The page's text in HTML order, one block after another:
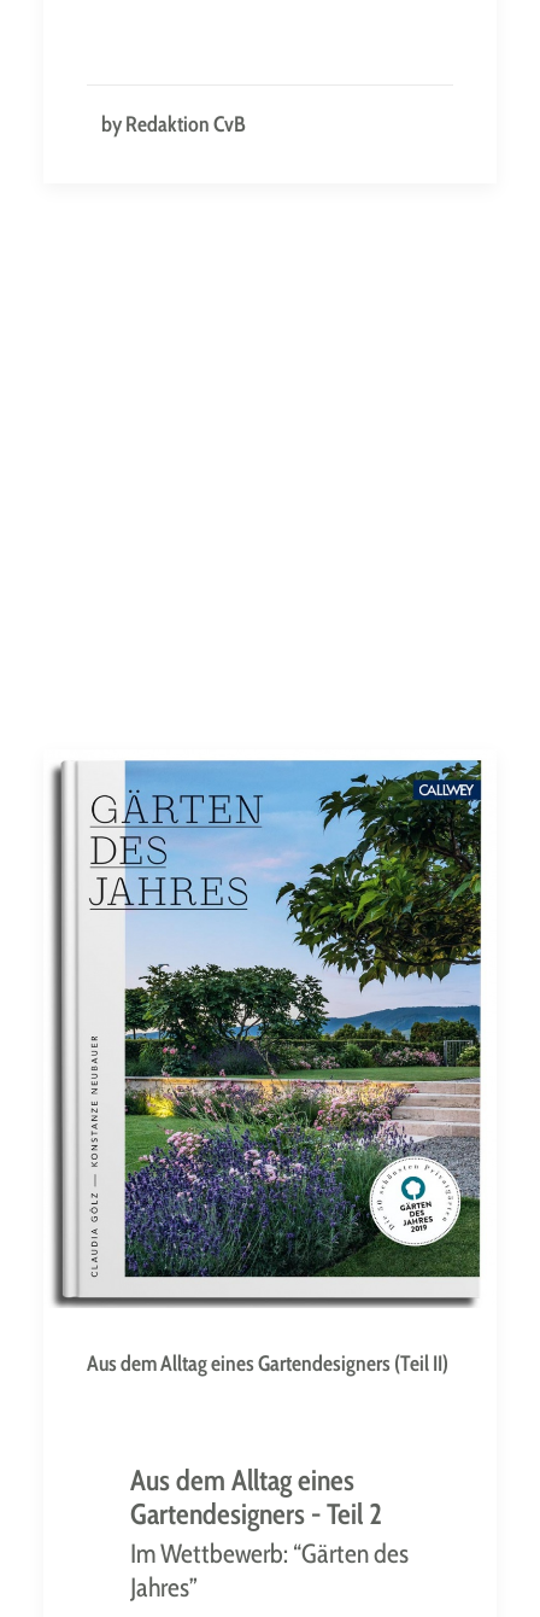
by Redaktion CvB
Aus dem Alltag eines Gartendesigners (Teil II)
Aus dem Alltag eines
Gartendesigners - Teil 2
Im Wettbewerb: “Gärten des
Jahres”